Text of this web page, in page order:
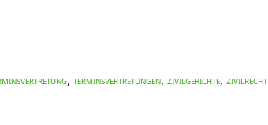
, Terminsvertretungen, Zivilgerichte, Zivilrecht